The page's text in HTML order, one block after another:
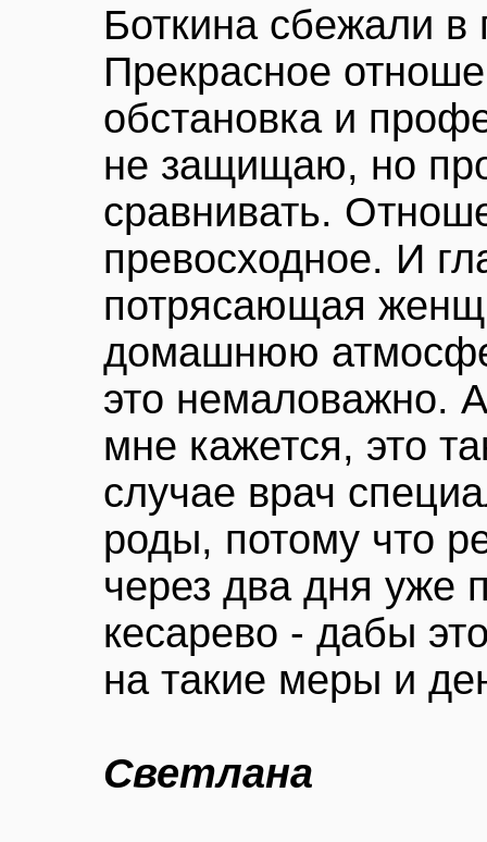
Боткина сбежали в
Прекрасное
обстановка и
не защищаю, но
сравнивать.
превосходное. И
потрясающая
домашнюю
это немаловажно.
мне кажется, это
случае врач
роды, потому что
через два дня уже
кесарево - дабы
на такие меры и
Светлана